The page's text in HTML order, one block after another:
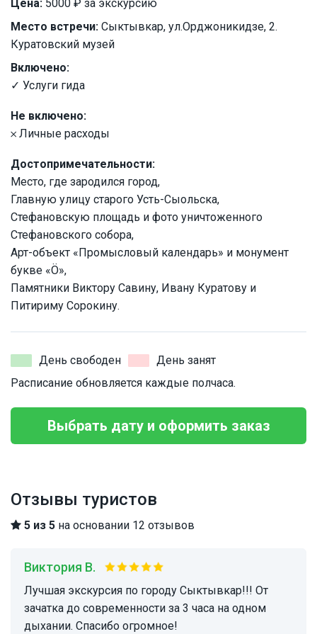
Цена: 5000 ₽ за экскурсию
Место встречи: Сыктывкар, ул.Орджоникидзе, 2.
Куратовский музей
Включено:
✓ Услуги гида
Не включено:
𐄂 Личные расходы
Достопримечательности:
Место, где зародился город,
Главную улицу старого Усть-Сыольска,
Стефановскую площадь и фото уничтоженного
Стефановского собора,
Арт-объект «Промысловый календарь» и монумент
букве «Ö»,
Памятники Виктору Савину, Ивану Куратову и
Питириму Сорокину.
День свободен
День занят
Расписание обновляется каждые полчаса.
Выбрать дату и оформить заказ
Отзывы туристов
5 из 5 на основании 12 отзывов
Виктория В.
Лучшая экскурсия по городу Сыктывкар!!! От
зачатка до современности за 3 часа на одном
дыхании. Спасибо огромное!